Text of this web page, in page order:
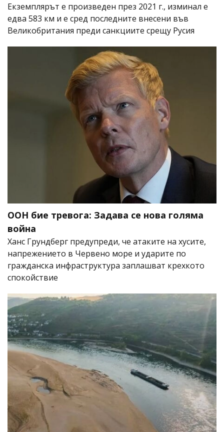
Екземплярът е произведен през 2021 г., изминал е
едва 583 км и е сред последните внесени във
Великобритания преди санкциите срещу Русия
ООН бие тревога: Задава се нова голяма
война
Ханс Грундберг предупреди, че атаките на хусите,
напрежението в Червено море и ударите по
гражданска инфраструктура заплашват крехкото
спокойствие